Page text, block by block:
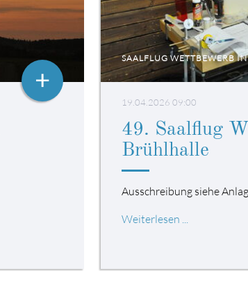
+
SAALFLUG WETTBEWERB
19.04.2026 09:00
49. Saalflug
Brühlhalle
Ausschreibung siehe
Weiterlesen ...